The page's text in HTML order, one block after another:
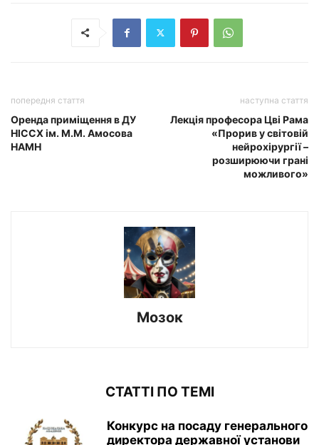
попередня стаття
Оренда приміщення в ДУ
НІССХ ім. М.М. Амосова
НАМН
наступна стаття
Лекція професора Цві Рама
«Прорив у світовій
нейрохірургії –
розширюючи грані
можливого»
Мозок
СТАТТІ ПО ТЕМІ
Конкурс на посаду генерального
директора державної установи